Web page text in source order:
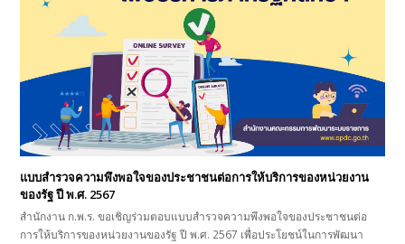
แบบสำรวจความพึงพอใจของประชาชนต่อการให้บริการของหน่วยงาน
ของรัฐ ปี พ.ศ. 2567
สำนักงาน ก.พ.ร. ขอเชิญร่วมตอบแบบสำรวจความพึงพอใจของประชาชนต่อ
การให้บริการของหน่วยงานของรัฐ ปี พ.ศ. 2567 เพื่อประโยชน์ในการพัฒนา